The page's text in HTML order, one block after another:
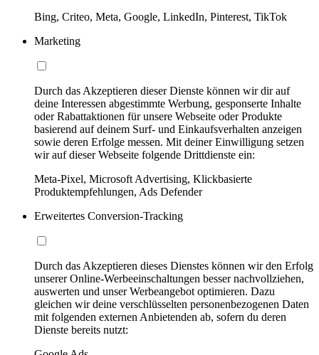
Bing, Criteo, Meta, Google, LinkedIn, Pinterest, TikTok
Marketing
Durch das Akzeptieren dieser Dienste können wir dir auf
deine Interessen abgestimmte Werbung, gesponserte Inhalte
oder Rabattaktionen für unsere Webseite oder Produkte
basierend auf deinem Surf- und Einkaufsverhalten anzeigen
sowie deren Erfolge messen. Mit deiner Einwilligung setzen
wir auf dieser Webseite folgende Drittdienste ein:
Meta-Pixel, Microsoft Advertising, Klickbasierte
Produktempfehlungen, Ads Defender
Erweitertes Conversion-Tracking
Durch das Akzeptieren dieses Dienstes können wir den Erfolg
unserer Online-Werbeeinschaltungen besser nachvollziehen,
auswerten und unser Werbeangebot optimieren. Dazu
gleichen wir deine verschlüsselten personenbezogenen Daten
mit folgenden externen Anbietenden ab, sofern du deren
Dienste bereits nutzt: